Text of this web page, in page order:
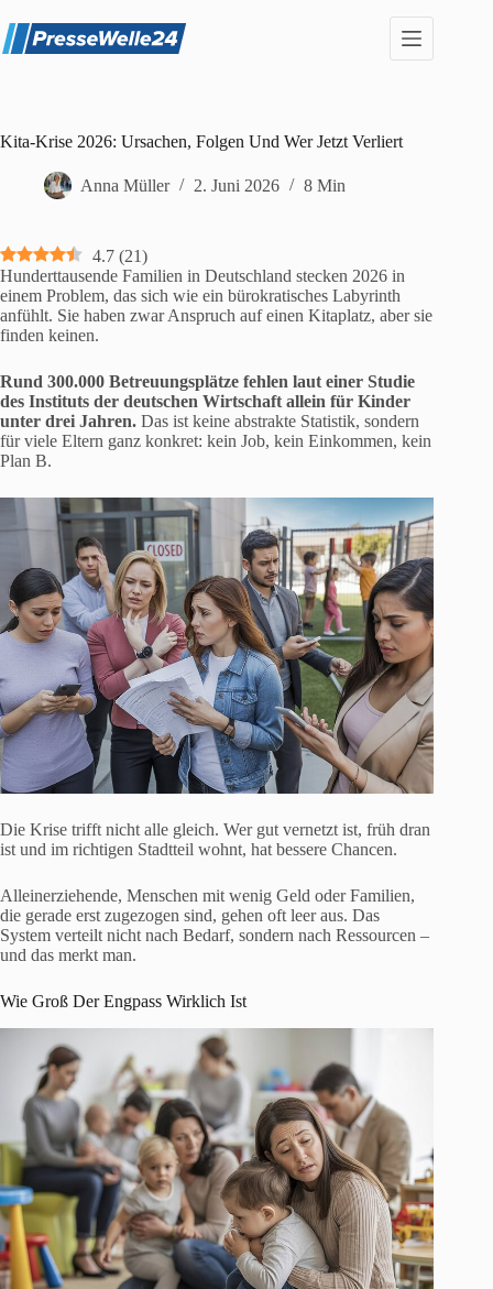
Inhalt
springen
Kita-Krise 2026: Ursachen, Folgen Und Wer Jetzt Verliert
Anna Müller 2. Juni 2026 8 Min
4.7 (21)
Hunderttausende Familien in Deutschland stecken 2026 in
einem Problem, das sich wie ein bürokratisches Labyrinth
anfühlt. Sie haben zwar Anspruch auf einen Kitaplatz, aber sie
finden keinen.
Rund 300.000 Betreuungsplätze fehlen laut einer Studie
des Instituts der deutschen Wirtschaft allein für Kinder
unter drei Jahren. Das ist keine abstrakte Statistik, sondern
für viele Eltern ganz konkret: kein Job, kein Einkommen, kein
Plan B.
Die Krise trifft nicht alle gleich. Wer gut vernetzt ist, früh dran
ist und im richtigen Stadtteil wohnt, hat bessere Chancen.
Alleinerziehende, Menschen mit wenig Geld oder Familien,
die gerade erst zugezogen sind, gehen oft leer aus. Das
System verteilt nicht nach Bedarf, sondern nach Ressourcen –
und das merkt man.
Wie Groß Der Engpass Wirklich Ist